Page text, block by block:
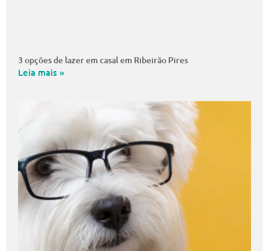
3 opções de lazer em casal em Ribeirão Pires
Leia mais »